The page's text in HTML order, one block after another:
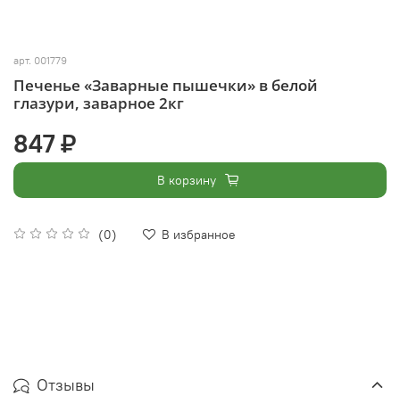
арт. 001779
Печенье «Заварные пышечки» в белой
глазури, заварное 2кг
(0) В избранное
847 ₽
В корзину
Отзывы